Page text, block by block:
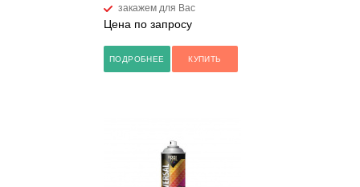
закажем для Вас
Цена по запросу
ПОДРОБНЕЕ КУПИТЬ